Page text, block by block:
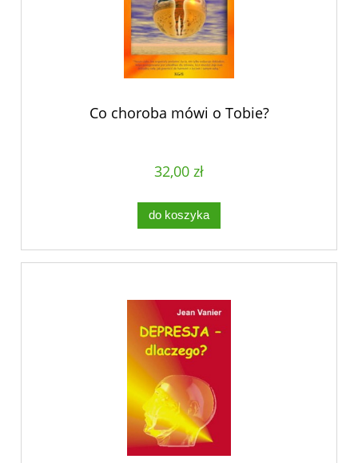
Co choroba mówi o Tobie?
32,00 zł
do koszyka